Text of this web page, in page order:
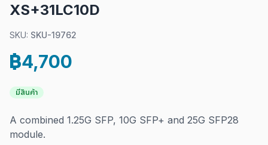
XS+31LC10D
SKU: SKU-19762
฿4,700
มีสินค้า
A combined 1.25G SFP, 10G SFP+ and 25G SFP28
module.